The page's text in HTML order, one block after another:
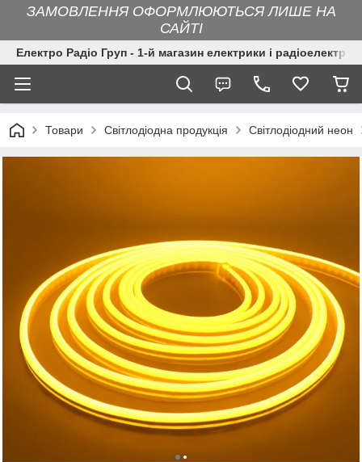
ЗАМОВЛЕННЯ ОФОРМЛЮЮТЬСЯ ЛИШЕ НА
САЙТІ
Електро Радіо Груп - 1-й магазин електрики і
Товари Світлодіодна продукція Світлодіодний неон